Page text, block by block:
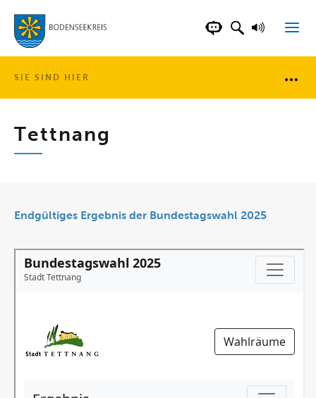
LANDKREISCHATBOT DER
SUCHFELD
SIE SIND HIER
Tettnang
Endgültiges Ergebnis der Bundestagswahl 2025